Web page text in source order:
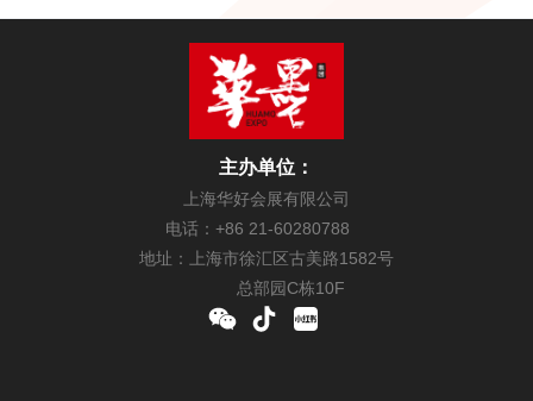
主办单位：
上海华好会展有限公司
电话：+86 21-60280788
地址：上海市徐汇区古美路1582号
总部园C栋10F